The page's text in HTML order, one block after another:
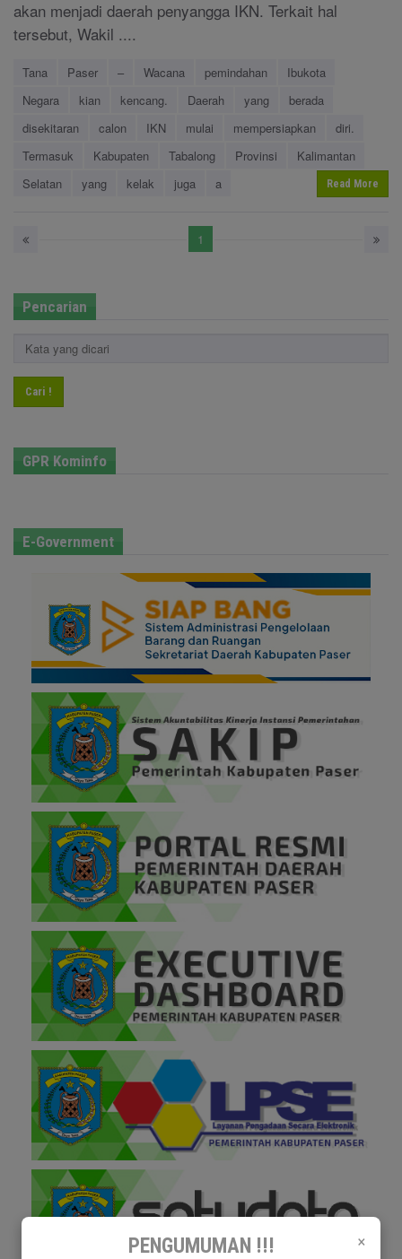
×
PENGUMUMAN !!!
akan menjadi daerah penyangga IKN. Terkait hal
tersebut, Wakil ....
Tana Paser – Wacana pemindahan
Ibukota
Negara
kian kencang. Daerah yang
berada
disekitaran
calon IKN mulai mempersiapkan
diri.
Termasuk
Kabupaten Tabalong Provinsi
Kalimantan
Selatan
yang kelak juga a Read More
1
Pencarian
Cari !
GPR Kominfo
E-Government